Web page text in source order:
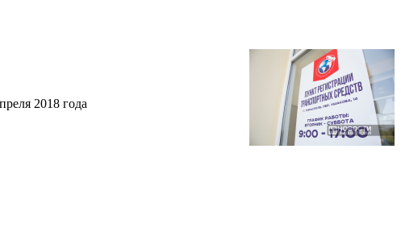
2018 года